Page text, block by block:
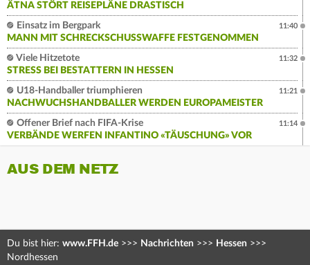
ÄTNA STÖRT REISEPLÄNE DRASTISCH
Einsatz im Bergpark
MANN MIT SCHRECKSCHUSSWAFFE FESTGENOMMEN
11:40
Viele Hitzetote
STRESS BEI BESTATTERN IN HESSEN
11:32
U18-Handballer triumphieren
NACHWUCHSHANDBALLER WERDEN EUROPAMEISTER
11:21
Offener Brief nach FIFA-Krise
VERBÄNDE WERFEN INFANTINO «TÄUSCHUNG» VOR
11:14
AUS DEM NETZ
Du bist hier: www.FFH.de >>> Nachrichten >>> Hessen >>>
Nordhessen